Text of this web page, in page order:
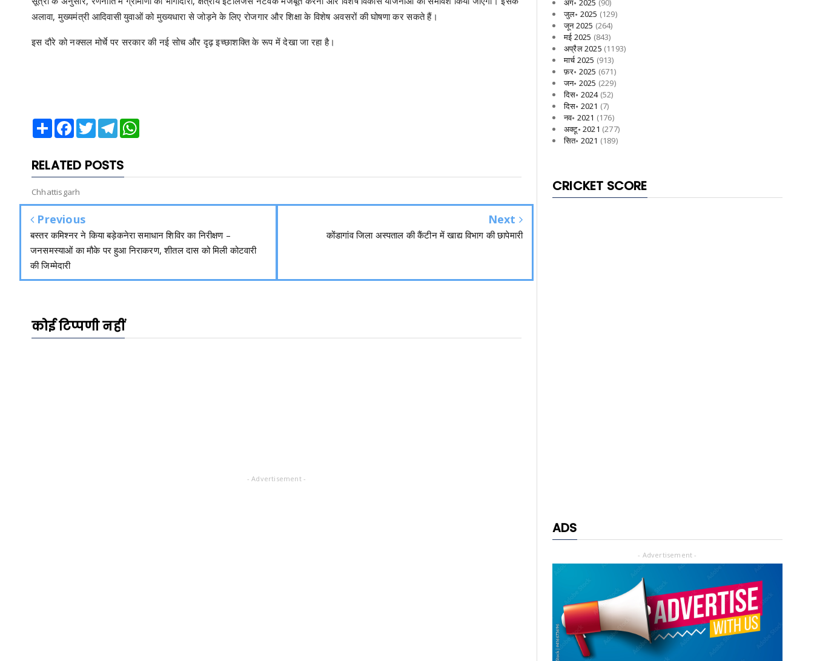
अलावा, मुख्यमंत्री आदिवासी युवाओं को मुख्यधारा से जोड़ने के लिए रोजगार और शिक्षा के विशेष अवसरों की घोषणा कर सकते हैं।
इस दौरे को नक्सल मोर्चे पर सरकार की नई सोच और दृढ़ इच्छाशक्ति के रूप में देखा जा रहा है।
Share Facebook
TwitterTelegram
RELATED POSTS
Chhattisgarh
Previous
बस्तर कमिश्नर ने किया बड़ेकनेरा समाधान शिविर का निरीक्षण –
जनसमस्याओं का मौके पर हुआ निराकरण, शीतल दास को मिली कोटवारी
की जिम्मेदारी
Next
कोंडागांव जिला अस्पताल की कैंटीन में खाद्य विभाग की छापेमारी
कोई टिप्पणी नहीं
- Advertisement -
अग॰ 2025 (90)
जुल॰ 2025 (129)
जून 2025 (264)
मई 2025 (843)
अप्रैल 2025 (1193)
मार्च 2025 (913)
फ़र॰ 2025 (671)
जन॰ 2025 (229)
दिस॰ 2024(52)
दिस॰ 2021 (7)
नव॰ 2021 (176)
अक्टू॰ 2021 (277)
सित॰ 2021 (189)
CRICKET SCORE
ADS
- Advertisement -